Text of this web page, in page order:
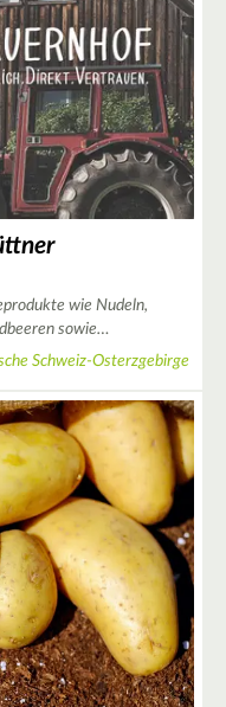
wie Nudeln,
sowie…
Schweiz-Osterzgebirge